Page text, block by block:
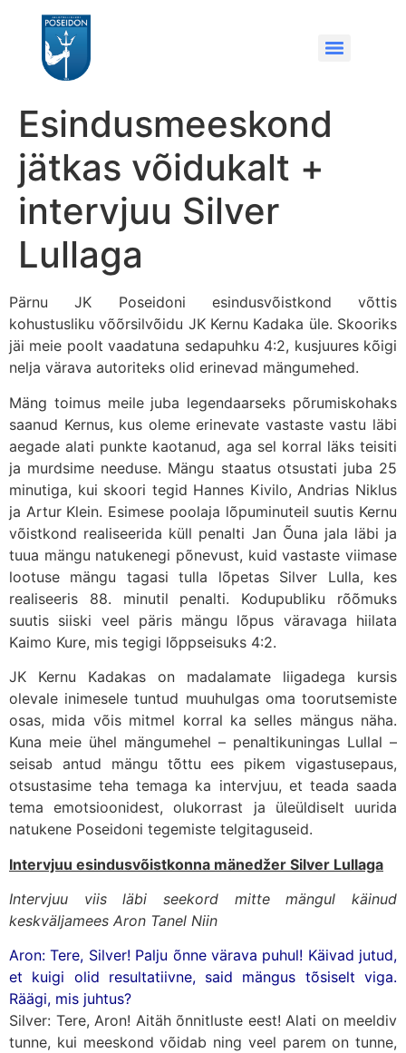
Esindusmeeskond
jätkas võidukalt +
intervjuu Silver
Lullaga
Pärnu JK Poseidoni esindusvõistkond võttis
kohustusliku võõrsilvõidu JK Kernu Kadaka üle. Skooriks
jäi meie poolt vaadatuna sedapuhku 4:2, kusjuures kõigi
nelja värava autoriteks olid erinevad mängumehed.
Mäng toimus meile juba legendaarseks põrumiskohaks
saanud Kernus, kus oleme erinevate vastaste vastu läbi
aegade alati punkte kaotanud, aga sel korral läks teisiti
ja murdsime needuse. Mängu staatus otsustati juba 25
minutiga, kui skoori tegid Hannes Kivilo, Andrias Niklus
ja Artur Klein. Esimese poolaja lõpuminuteil suutis Kernu
võistkond realiseerida küll penalti Jan Õuna jala läbi ja
tuua mängu natukenegi põnevust, kuid vastaste viimase
lootuse mängu tagasi tulla lõpetas Silver Lulla, kes
realiseeris 88. minutil penalti. Kodupubliku rõõmuks
suutis siiski veel päris mängu lõpus väravaga hiilata
Kaimo Kure, mis tegigi lõppseisuks 4:2.
JK Kernu Kadakas on madalamate liigadega kursis
olevale inimesele tuntud muuhulgas oma toorutsemiste
osas, mida võis mitmel korral ka selles mängus näha.
Kuna meie ühel mängumehel – penaltikuningas Lullal –
seisab antud mängu tõttu ees pikem vigastusepaus,
otsustasime teha temaga ka intervjuu, et teada saada
tema emotsioonidest, olukorrast ja üleüldiselt uurida
natukene Poseidoni tegemiste telgitaguseid.
Intervjuu esindusvõistkonna mänedžer Silver Lullaga
Intervjuu viis läbi seekord mitte mängul käinud
keskväljamees Aron Tanel Niin
Aron: Tere, Silver! Palju õnne värava puhul! Käivad jutud,
et kuigi olid resultatiivne, said mängus tõsiselt viga.
Räägi, mis juhtus?
Silver: Tere, Aron! Aitäh õnnitluste eest! Alati on meeldiv
tunne, kui meeskond võidab ning veel parem on tunne,